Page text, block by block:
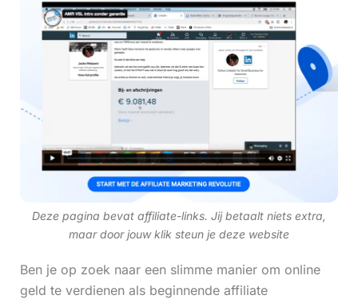
Deze pagina bevat affiliate-links. Jij betaalt niets extra,
maar door jouw klik steun je deze website
Ben je op zoek naar een slimme manier om online
geld te verdienen als beginnende affiliate